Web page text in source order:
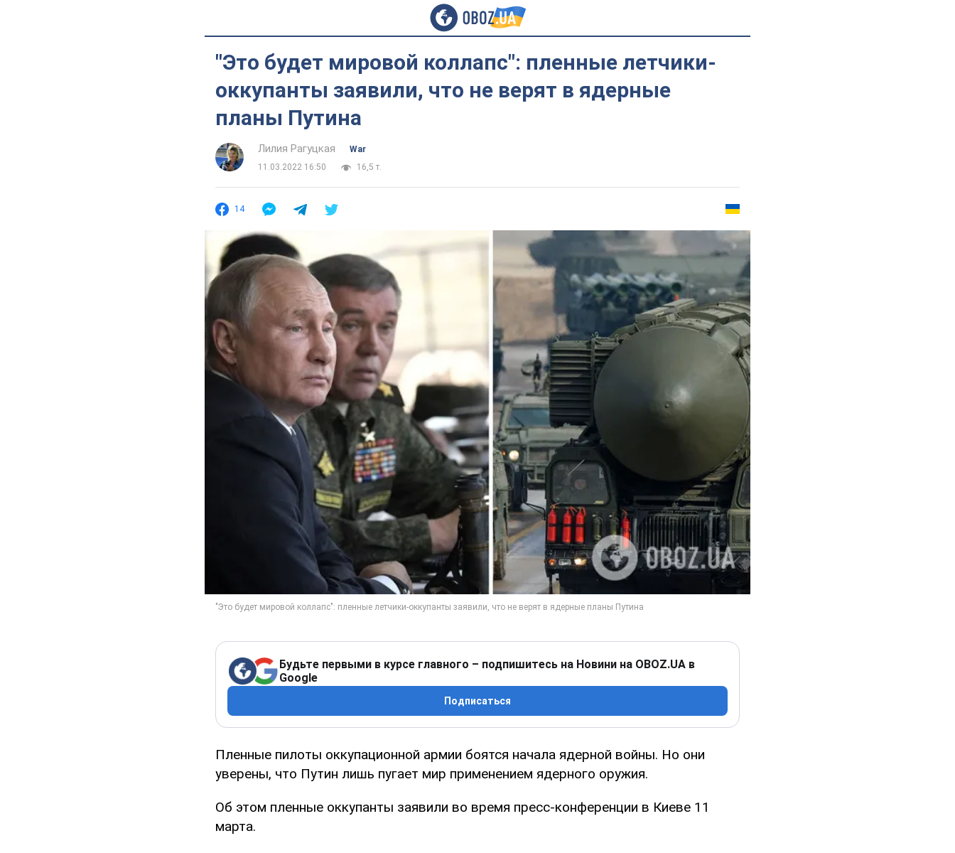
"Это будет мировой коллапс": пленные летчики-
оккупанты заявили, что не верят в ядерные
планы Путина
Лилия Рагуцкая
War
11.03.2022 16:50
16,5 т.
14
Будьте первыми в курсе главного – подпишитесь на Новини на OBOZ.UA в
Google
Подписаться
Пленные пилоты оккупационной армии боятся начала ядерной войны. Но они
уверены, что Путин лишь пугает мир применением ядерного оружия.
Об этом пленные оккупанты заявили во время пресс-конференции в Киеве 11
марта.